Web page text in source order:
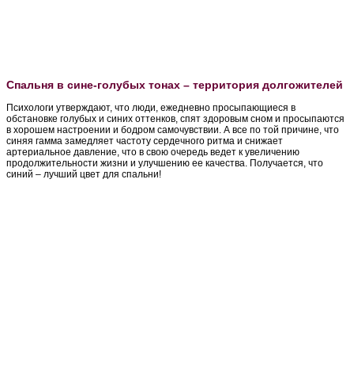
Спальня в сине-голубых тонах – территория долгожителей
Психологи утверждают, что люди, ежедневно просыпающиеся в
обстановке голубых и синих оттенков, спят здоровым сном и просыпаются
в хорошем настроении и бодром самочувствии. А все по той причине, что
синяя гамма замедляет частоту сердечного ритма и снижает
артериальное давление, что в свою очередь ведет к увеличению
продолжительности жизни и улучшению ее качества. Получается, что
синий – лучший цвет для спальни!